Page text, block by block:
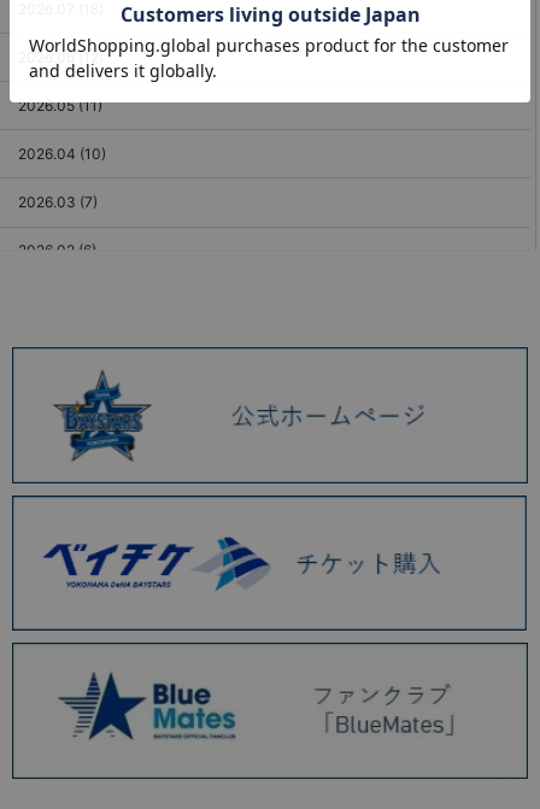
2026.06 (12)
2026.05 (11)
2026.04 (10)
2026.03 (7)
2026.02 (6)
2025.12 (3)
2025.11 (6)
2025.10 (5)
2025.09 (5)
2025.08 (6)
2025.07 (6)
2025.05 (9)
2025.04 (9)
2025.03 (9)